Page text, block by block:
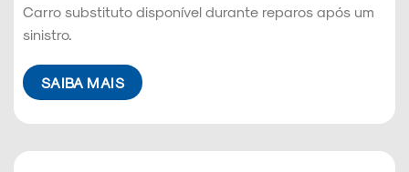
Carro substituto disponível durante reparos após um
sinistro.
SAIBA MAIS